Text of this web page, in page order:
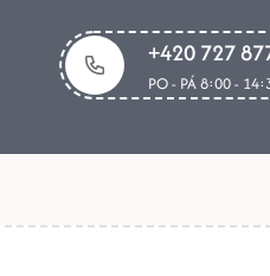
+420 727
PO - PÁ 8:00 -